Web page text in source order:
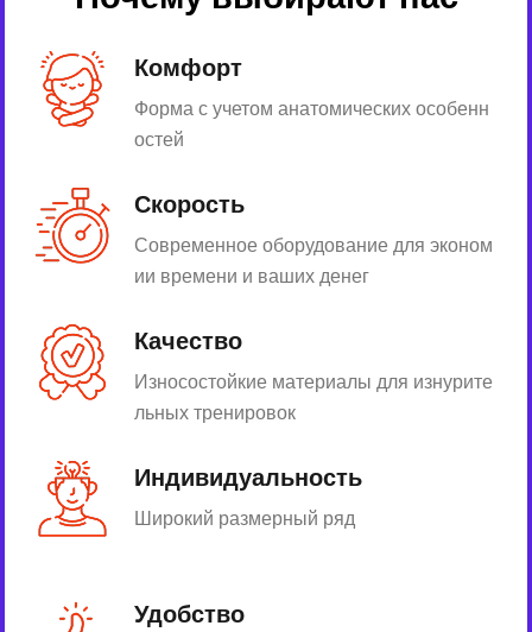
Комфорт
Форма с учетом анатомических особенн
остей
Скорость
Современное оборудование для эконом
ии времени и ваших денег
Качество
Износостойкие материалы для изнурите
льных тренировок
Индивидуальность
Широкий размерный ряд
Удобство